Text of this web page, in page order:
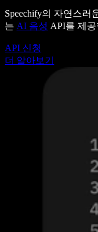
Speechify의 자연스러
는 AI 음성 API를 제
API 신청
더 알아보기